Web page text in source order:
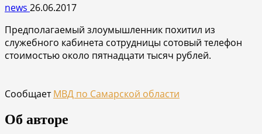
news 26.06.2017
Предполагаемый злоумышленник похитил из
служебного кабинета сотрудницы сотовый телефон
стоимостью около пятнадцати тысяч рублей.
СообщаетМВД по Самарской области
Об авторе